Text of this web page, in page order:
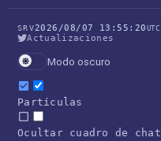
SRV2026/08/07 13:55:20UTC
Actualizaciones
Modo oscuro
Partículas
Ocultar cuadro de chat